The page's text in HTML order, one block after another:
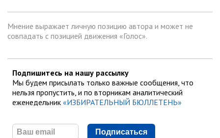
Мнение выражает личную позицию автора и может не
совпадать с позицией движения «Голос».
Подпишитесь на нашу рассылку
Мы будем присылать только важные сообщения, что
нельзя пропустить, и по вторникам аналитический
еженедельник «ИЗБИРАТЕЛЬНЫЙ БЮЛЛЕТЕНЬ»
Подписаться